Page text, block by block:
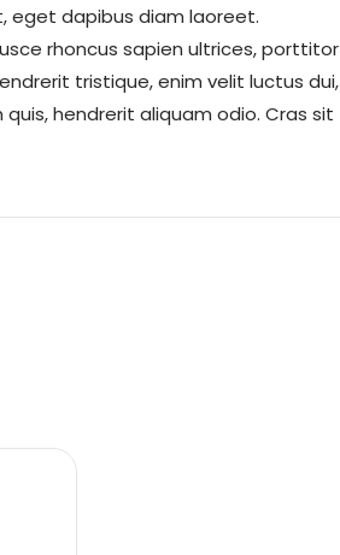
eget dapibus diam laoreet.
rhoncus sapien ultrices, porttitor
tristique, enim velit luctus dui,
hendrerit aliquam odio. Cras sit